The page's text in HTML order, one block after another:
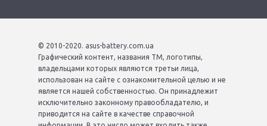
© 2010-2020. asus-battery.com.ua
Графический контент, названия ТМ, логотипы,
владельцами которых являются третьи лица,
использован на сайте с ознакомительной целью и не
является нашей собственностью. Он принадлежит
исключительно законному правообладателю, и
приводится на сайте в качестве справочной